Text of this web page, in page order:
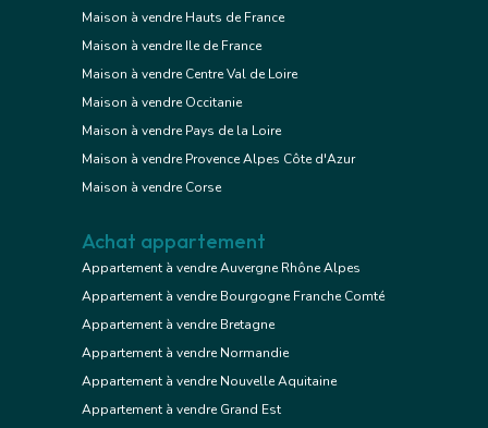
Maison à vendre Hauts de France
Maison à vendre Ile de France
Maison à vendre Centre Val de Loire
Maison à vendre Occitanie
Maison à vendre Pays de la Loire
Maison à vendre Provence Alpes Côte d'Azur
Maison à vendre Corse
Achat appartement
Appartement à vendre Auvergne Rhône Alpes
Appartement à vendre Bourgogne Franche Comté
Appartement à vendre Bretagne
Appartement à vendre Normandie
Appartement à vendre Nouvelle Aquitaine
Appartement à vendre Grand Est